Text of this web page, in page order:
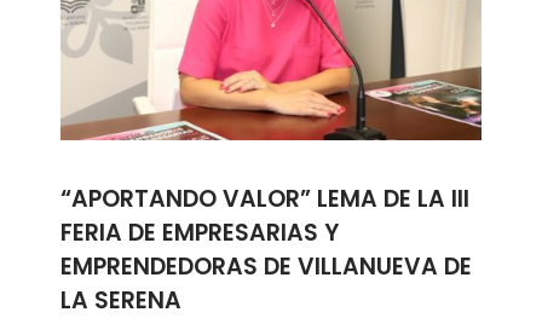
“APORTANDO VALOR” LEMA DE LA III
FERIA DE EMPRESARIAS Y
EMPRENDEDORAS DE VILLANUEVA DE
LA SERENA